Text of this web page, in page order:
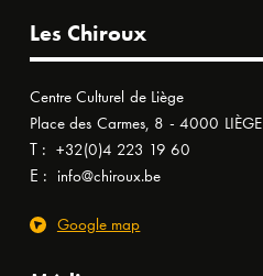
Les Chiroux
Centre Culturel de Liège
Place des Carmes, 8 - 4000 LIÈGE
T : +32(0)4 223 19 60
E : info@chiroux.be
Google map